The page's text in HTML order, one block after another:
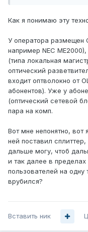
Как я понимаю эту
У оператора размещен
например NEC
(типа локальная
оптический
входит оптволокно от
абонентов). Уже у
(оптический сетевой
пара на комп.
Вот мне непонятно, вот
ней поставил
дальше могу, чтоб
и так далее в
пользователей на
врубился?
Вставить ник